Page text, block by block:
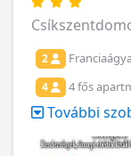
2
4 4 fős
További